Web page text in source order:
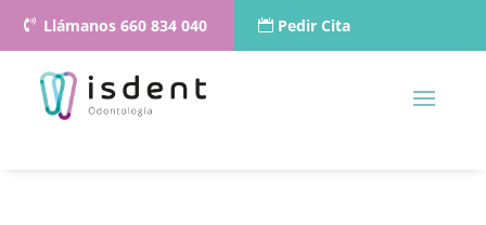
Llámanos 660 834 040 Pedir Cita